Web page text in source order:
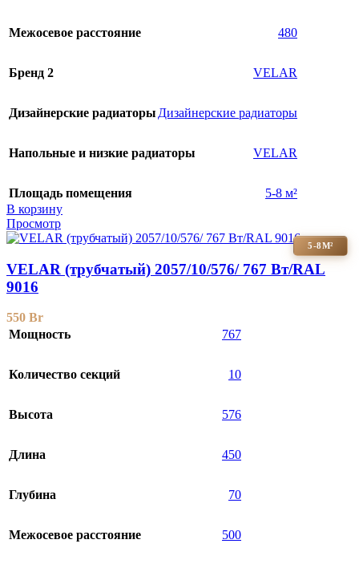
Межосевое расстояние 480
Бренд 2 VELAR
Дизайнерские радиаторы Дизайнерские радиаторы
Напольные и низкие радиаторы VELAR
Площадь помещения
5-8 м²
В корзину
Просмотр
5-8М²
VELAR (трубчатый) 2057/10/576/ 767 Bт/RAL
9016
550 Br
Мощность
767
Количество секций 10
Высота 576
Длина 450
Глубина 70
Межосевое расстояние 500